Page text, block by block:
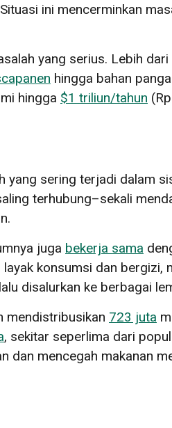
ini mencerminkan
yang serius. Lebih
hingga bahan
hingga $1 triliun/tahun
yang sering terjadi dalam
terhubung–sekali
juga bekerja sama
konsumsi dan
disalurkan ke berbagai
mendistribusikan 723 juta
, sekitar seperlima dari
dan mencegah makanan